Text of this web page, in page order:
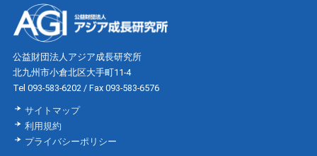
公益財団法人アジア成長研究所
北九州市小倉北区大手町11-4
Tel 093-583-6202 / Fax 093-583-6576
サイトマップ
利用規約
プライバシーポリシー